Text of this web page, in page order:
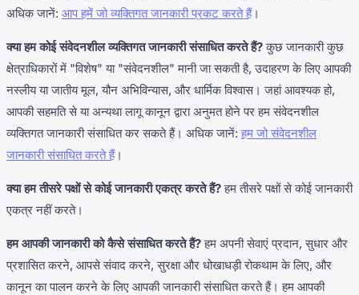
अधिक जानें: आप हमें जो व्यक्तिगत जानकारी प्रकट करते हैं।
क्या हम कोई संवेदनशील व्यक्तिगत जानकारी संसाधित करते हैं?कुछ जानकारी कुछ
क्षेत्राधिकारों में "विशेष" या "संवेदनशील" मानी जा सकती है, उदाहरण के लिए आपकी
नस्लीय या जातीय मूल, यौन अभिविन्यास, और धार्मिक विश्वास। जहां आवश्यक हो,
आपकी सहमति से या अन्यथा लागू कानून द्वारा अनुमत होने पर हम संवेदनशील
व्यक्तिगत जानकारी संसाधित कर सकते हैं। अधिक जानें: हम जो संवेदनशील
जानकारी संसाधित करते हैं।
क्या हम तीसरे पक्षों से कोई जानकारी एकत्र करते हैं?हम तीसरे पक्षों से कोई जानकारी
एकत्र नहीं करते।
हम आपकी जानकारी को कैसे संसाधित करते हैं?हम अपनी सेवाएं प्रदान, सुधार और
प्रशासित करने, आपसे संवाद करने, सुरक्षा और धोखाधड़ी रोकथाम के लिए, और
कानून का पालन करने के लिए आपकी जानकारी संसाधित करते हैं। हम आपकी